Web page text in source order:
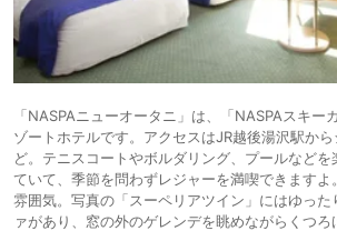
「NASPAニューオータニ」は、「NASPAスキー
ゾートホテルです。アクセスはJR越後湯沢駅か
ど。テニスコートやボルダリング、プールなどを
ていて、季節を問わずレジャーを満喫できますよ
雰囲気。写真の「スーペリアツイン」にはゆった
ァがあり、窓の外のゲレンデを眺めながらくつろ